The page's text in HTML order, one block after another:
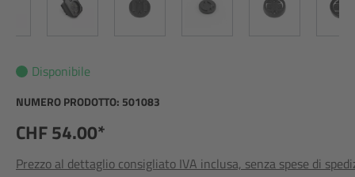
Disponibile
NUMERO PRODOTTO: 501083
CHF 54.00*
Prezzo al dettaglio consigliato IVA inclusa, senza spese di